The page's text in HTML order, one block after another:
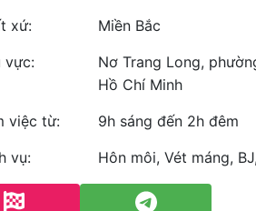
xứ:
Miền Bắc
vực:
Nơ Trang Long,
Hồ Chí Minh
việc từ:
9h sáng đến 2h đêm
vụ:
Hôn môi, Vét máng,